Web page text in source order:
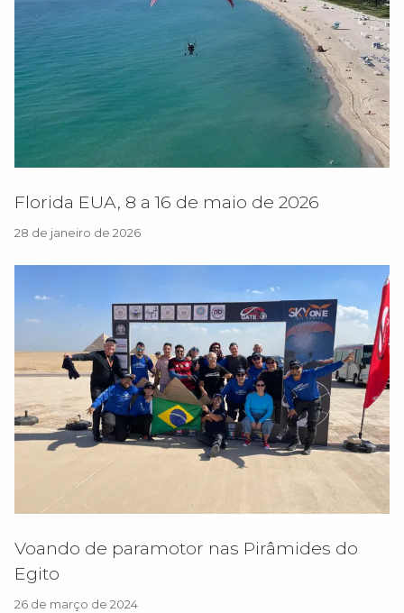
Florida EUA, 8 a 16 de maio de 2026
28 de janeiro de 2026
Voando de paramotor nas Pirâmides do
Egito
26 de março de 2024